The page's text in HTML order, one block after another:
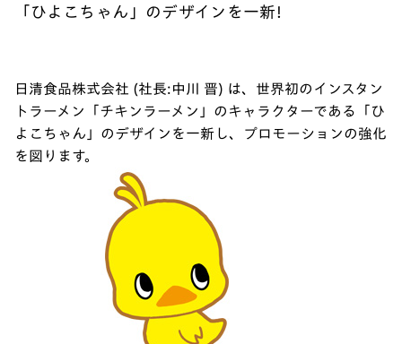
「ひよこちゃん」のデザインを一新!
日清食品株式会社 (社長:中川 晋) は、世界初のインスタン
トラーメン「チキンラーメン」のキャラクターである「ひ
よこちゃん」のデザインを一新し、プロモーションの強化
を図ります。